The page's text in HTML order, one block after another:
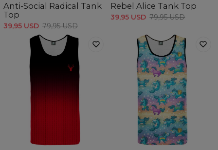
Anti-Social Radical Tank
Top
39,95 USD 79,95 USD
Rebel Alice Tank Top
39,95 USD 79,95 USD